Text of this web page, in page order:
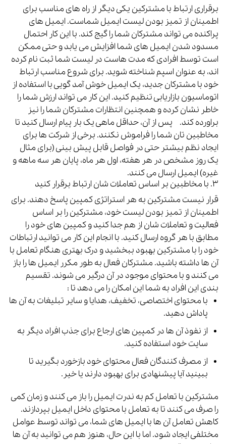
برقراری ارتباط با مشترکین یکی دیگر از راه های مناسب برای
اطمینان از تمیز بودن لیست ایمیل شماست. ایمیل های
پراکنده می تواند مشترکان شما را گیج کند. با این کار احتمال
مسدود شدن ایمیل های شما افزایش می یابد و حتی ممکن
است توسط افرادی که مدت هاست در لیست شما ثبت نام کرده
اند، به عنوان اسپم شناخته شوید. برای شروع مناسب ارتباط
خود با مشترکان جدید، یک ایمیل خوش آمد گویی با استفاده از
اتوماسیون بازاریابی تنظیم کنید. این کار می تواند ارزش شما را
خاطر نشان کرده و همچنین انتظارات مشترکان شما را نیز
براورده کند.
پس از آن، حداقل ماهی یک بار پیام ارسال کنید تا
مخاطبین تان شما را فراموش نکنند. برخی از شرکت ها برای
ایجاد نظم بیشتر حتی در فواصل قابل پیش بینی (برای مثال
یک روز مشخص در هر هفته، اول هر ماه، پایان هر سه ماهه و
غیره) ایمیل ارسال می کنند.
۳. با مخاطبین بر اساس تعاملات شان ارتباط برقرار کنید
قرار نیست مشترکین به هر استراتژی کمپین پاسخ دهند. برای
اطمینان از تمیز بودن لیست خود، مشترکین را بر اساس
فعالیت و تعاملات شان از هم جدا کنید و کمپین های خود را
مطابق با هر گروه ارسال کنید. با انجام این کار می توانید ارتباطات
خود را با مشترکین بهبود ببخشید و درک بهتری هنگام تعامل با
آن ها داشته باشید. مشترکان فعال به طور مکرر ایمیل ها را باز
می کنند و با محتوای موجود در آن درگیر می شوند. تقسیم
بندی این افراد به شما این امکان را می دهد تا :
با محتوای اختصاصی، تخفیف، هدایا و سایر تبلیغات به آن ها
پاداش دهید.
از نفوذ آن ها در کمپین های ارجاع برای جذب افراد دیگر به
سایت خود استفاده کنید.
از مصرف کنندگان فعال محتوای خود بازخورد بگیرید تا
ببینید آیا پیشنهادی برای بهبود دارند یا خیر.
مشترکین با تعامل کم به ندرت ایمیل را باز می کنند و زمان کمی
را صرف می کنند تا به تعامل با محتوای داخل ایمیل بپردازند.
کاهش تعامل آن ها با ایمیل های شما، می تواند توسط عوامل
مختلفی ایجاد شود. اما با این حال، هنوز هم می توانید به آن ها